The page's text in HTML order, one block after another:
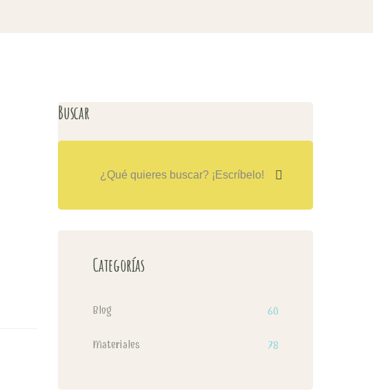
Buscar
Categorías
Blog 60
Materiales 78